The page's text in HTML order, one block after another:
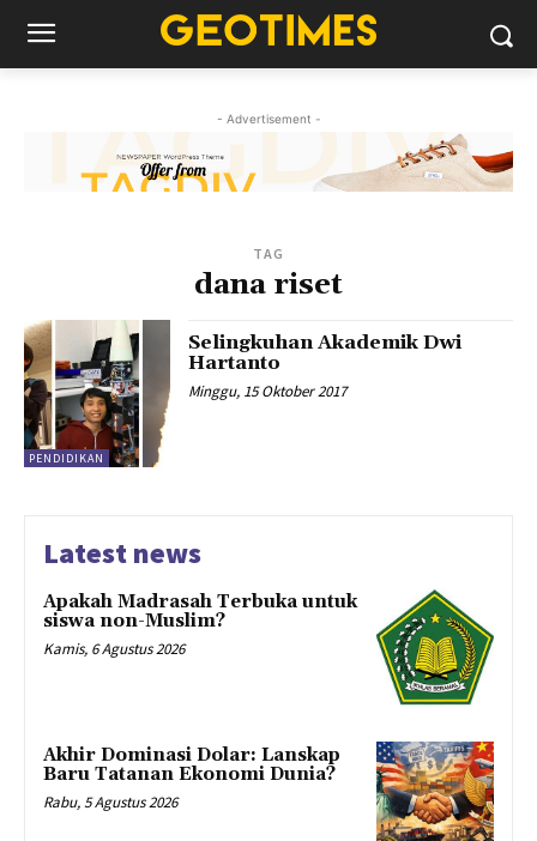
- Advertisement -
TAG
dana riset
PENDIDIKAN
Selingkuhan Akademik Dwi
Hartanto
Minggu, 15 Oktober 2017
Latest news
Apakah Madrasah Terbuka untuk
siswa non-Muslim?
Kamis, 6 Agustus 2026
Akhir Dominasi Dolar: Lanskap
Baru Tatanan Ekonomi Dunia?
Rabu, 5 Agustus 2026